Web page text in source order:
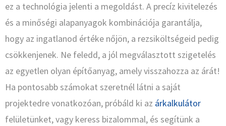
ez a technológia jelenti a megoldást. A precíz kivitelezés
és a minőségi alapanyagok kombinációja garantálja,
hogy az ingatlanod értéke nőjön, a rezsiköltségeid pedig
csökkenjenek. Ne feledd, a jól megválasztott szigetelés
az egyetlen olyan építőanyag, amely visszahozza az árát!
Ha pontosabb számokat szeretnél látni a saját
projektedre vonatkozóan, próbáld ki az árkalkulátor
felületünket, vagy keress bizalommal, és segítünk a